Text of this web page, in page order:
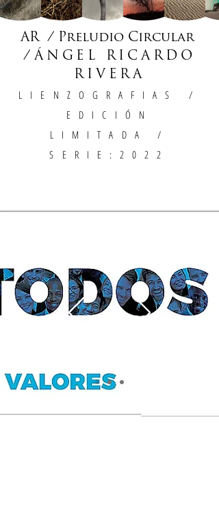
AR / Preludio Circular
/ÁNGEL RICARDO
RIVERA
LIENZOGRAFIAS
/
EDICIÓN
LIMITADA /
SERIE:2022